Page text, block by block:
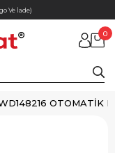
Ve İade)
0